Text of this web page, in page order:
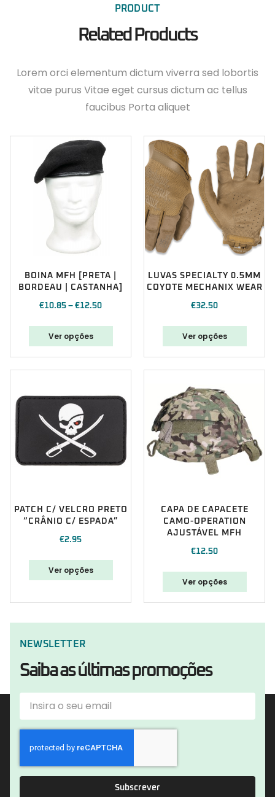
PRODUCT
Related Products
Lorem orci elementum dictum viverra sed lobortis
vitae purus Vitae eget cursus dictum ac tellus
faucibus Porta aliquet
BOINA MFH [PRETA |
BORDEAU | CASTANHA]
€10.85 – €12.50
Ver opções
LUVAS SPECIALTY 0.5MM
COYOTE MECHANIX WEAR
€32.50
Ver opções
PATCH C/ VELCRO PRETO
“CRÂNIO C/ ESPADA”
€2.95
Ver opções
CAPA DE CAPACETE
CAMO-OPERATION
AJUSTÁVEL MFH
€12.50
Ver opções
NEWSLETTER
Saiba as últimas promoções
Subscrever